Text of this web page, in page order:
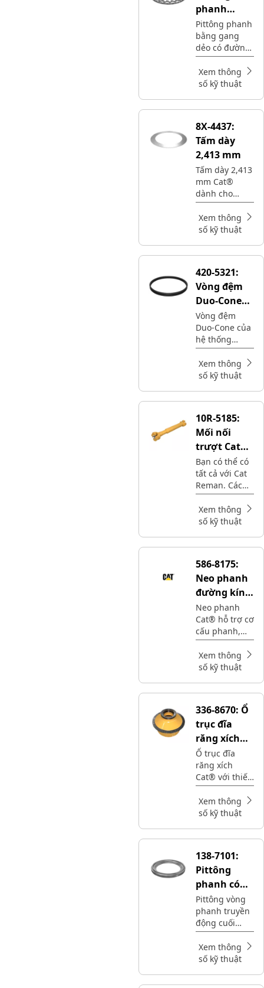
phanh
đường kính
ngoài 813
mm
Pittông phanh
bằng gang
dẻo có đường
kính ngoài 813
mm Cat® cho
hệ thống
Xem thông
số kỹ thuật
8X-4437:
Tấm dày
2,413 mm
Tấm dày 2,413
mm Cat®
dành cho
phanh chân
và phanh đỗ
Xem thông
số kỹ thuật
420-5321:
Vòng đệm
Duo-Cone
truyền động
cuối cùng
Vòng đệm
Duo-Cone của
hệ thống
truyền động
cuối cùng
ngăn ngừa rò
chất gây ô
thời đảm bảo
độ bền và
hiệu quả cho
máy móc hạng
nặng trong
điều kiện khắc
nghiệt.
Xem thông
số kỹ thuật
10R-5185:
Mối nối
trượt Cat®
(15,5C)
Bạn có thể có
tất cả với Cat
Reman. Các
bộ phận Cat®
được chế tạo
tốt nhất với
đủ tại thời
bạn cần - tất
cả đều ở mức
giá thấp.
Xem thông
số kỹ thuật
586-8175:
Neo phanh
đường kính
ngoài 1.062
mm
Neo phanh
Cat® hỗ trợ cơ
cấu phanh,
giúp truyền
lực phanh đến
các bánh xe
phận của máy
Xem thông
số kỹ thuật
336-8670: Ổ
trục đĩa
răng xích
bảo vệ duo
cone
Ổ trục đĩa
răng xích
Cat® với thiết
bị bảo vệ duo
cone, được sử
dụng trong
cuối cùng
Xem thông
số kỹ thuật
138-7101:
Pittông
phanh có
đường kính
ngoài
892,24 mm
Pittông vòng
phanh truyền
động cuối
cùng bằng
gang dẻo có
đường kính
mm Cat® để
Xem thông
số kỹ thuật